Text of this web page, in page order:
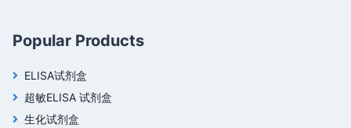
Popular Products
ELISA试剂盒
超敏ELISA 试剂盒
生化试剂盒